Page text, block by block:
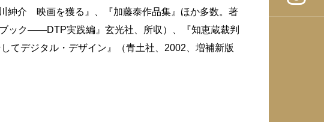
紳介 映画を獲る』、『加藤泰作品集』ほか多数。著
ック——DTP実践編』玄光社、所収）、『知恵蔵裁判
てデジタル・デザイン』（青土社、2002、増補新版